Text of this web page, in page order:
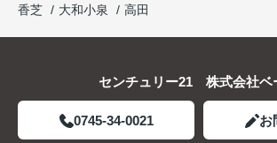
香芝
大和小泉 高田
センチュリー21 株式会社ベ
0745-34-0021 お